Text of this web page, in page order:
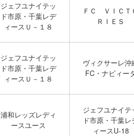
ジェフユナイテッ
ド市原・千葉レデ
ィースＵ－１８
ＦＣ ＶＩＣＴ
ＲＩＥＳ
ジェフユナイテッ
ド市原・千葉レデ
ィースＵ－１８
ヴィクサーレ沖
FC・ナビィー
浦和レッズレディ
ースユース
ジェフユナイテ
ド市原・千葉レ
ィースU-18